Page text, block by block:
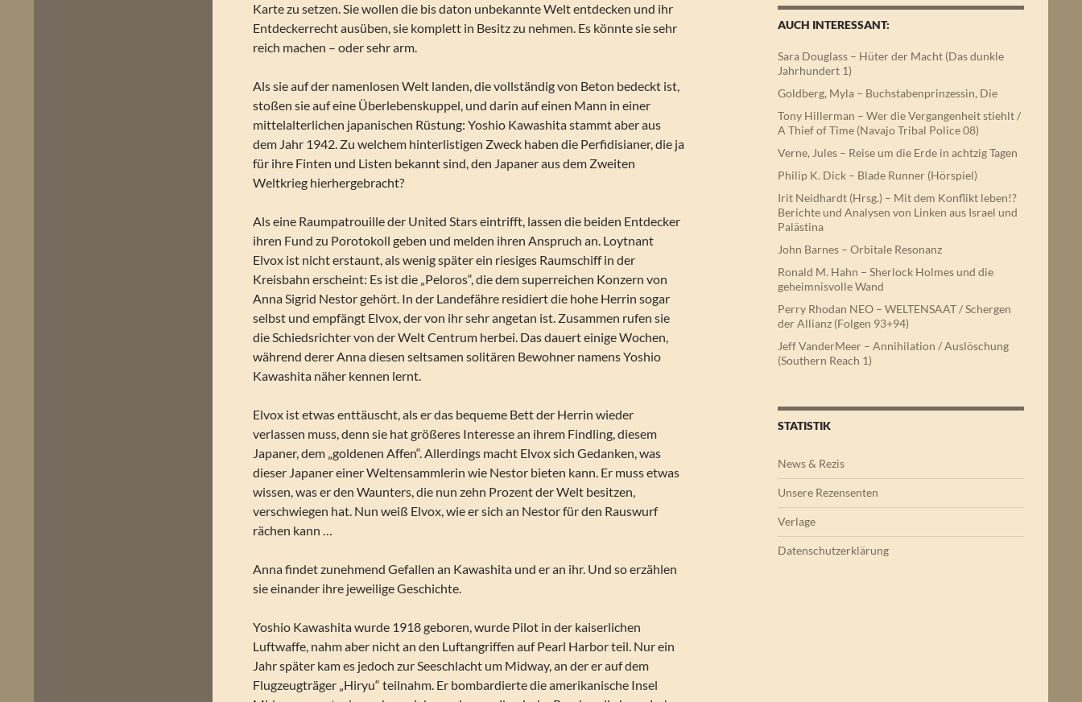
Karte zu setzen. Sie wollen die bis daton unbekannte Welt entdecken und ihr
Entdeckerrecht ausüben, sie komplett in Besitz zu nehmen. Es könnte sie sehr
reich machen – oder sehr arm.
Als sie auf der namenlosen Welt landen, die vollständig von Beton bedeckt ist,
stoßen sie auf eine Überlebenskuppel, und darin auf einen Mann in einer
mittelalterlichen japanischen Rüstung: Yoshio Kawashita stammt aber aus
dem Jahr 1942. Zu welchem hinterlistigen Zweck haben die Perfidisianer, die ja
für ihre Finten und Listen bekannt sind, den Japaner aus dem Zweiten
Weltkrieg hierhergebracht?
Als eine Raumpatrouille der United Stars eintrifft, lassen die beiden Entdecker
ihren Fund zu Porotokoll geben und melden ihren Anspruch an. Loytnant
Elvox ist nicht erstaunt, als wenig später ein riesiges Raumschiff in der
Kreisbahn erscheint: Es ist die „Peloros“, die dem superreichen Konzern von
Anna Sigrid Nestor gehört. In der Landefähre residiert die hohe Herrin sogar
selbst und empfängt Elvox, der von ihr sehr angetan ist. Zusammen rufen sie
die Schiedsrichter von der Welt Centrum herbei. Das dauert einige Wochen,
während derer Anna diesen seltsamen solitären Bewohner namens Yoshio
Kawashita näher kennen lernt.
Elvox ist etwas enttäuscht, als er das bequeme Bett der Herrin wieder
verlassen muss, denn sie hat größeres Interesse an ihrem Findling, diesem
Japaner, dem „goldenen Affen“. Allerdings macht Elvox sich Gedanken, was
dieser Japaner einer Weltensammlerin wie Nestor bieten kann. Er muss etwas
wissen, was er den Waunters, die nun zehn Prozent der Welt besitzen,
verschwiegen hat. Nun weiß Elvox, wie er sich an Nestor für den Rauswurf
rächen kann …
Anna findet zunehmend Gefallen an Kawashita und er an ihr. Und so erzählen
sie einander ihre jeweilige Geschichte.
Yoshio Kawashita wurde 1918 geboren, wurde Pilot in der kaiserlichen
Luftwaffe, nahm aber nicht an den Luftangriffen auf Pearl Harbor teil. Nur ein
Jahr später kam es jedoch zur Seeschlacht um Midway, an der er auf dem
Flugzeugträger „Hiryu“ teilnahm. Er bombardierte die amerikanische Insel
AUCH INTERESSANT:
Sara Douglass – Hüter der Macht (Das dunkle
Jahrhundert 1)
Goldberg, Myla – Buchstabenprinzessin, Die
Tony Hillerman – Wer die Vergangenheit stiehlt /
A Thief of Time (Navajo Tribal Police 08)
Verne, Jules – Reise um die Erde in achtzig Tagen
Philip K. Dick – Blade Runner (Hörspiel)
Irit Neidhardt (Hrsg.) – Mit dem Konflikt leben!?
Berichte und Analysen von Linken aus Israel und
Palästina
John Barnes – Orbitale Resonanz
Ronald M. Hahn – Sherlock Holmes und die
geheimnisvolle Wand
Perry Rhodan NEO – WELTENSAAT / Schergen
der Allianz (Folgen 93+94)
Jeff VanderMeer – Annihilation / Auslöschung
(Southern Reach 1)
STATISTIK
News & Rezis
Unsere Rezensenten
Verlage
Datenschutzerklärung